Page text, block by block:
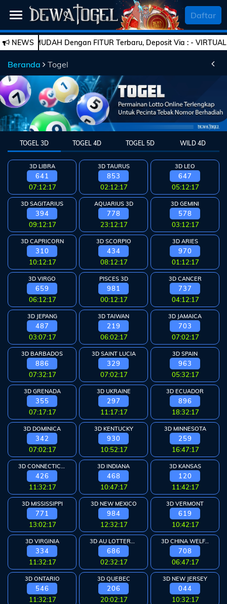
SELAMAT DATANG
Beranda
Daftar
Togel
Live
Casino
Slot
Games
Esports PROMO
Bola
Arcade
Deposit
History
Referral
Promosi
Hubungi
Kami
Download
©
Daftar
NEWSMUDAH Dengan FITUR Terbaru, Deposit Via : -
Beranda Togel
TOGEL 3D TOGEL 4D TOGEL 5D WILD 4D
3D LIBRA
641
07:12:17
3D TAURUS
853
02:12:17
3D LEO
647
05:12:17
3D SAGITARIUS
394
09:12:17
AQUARIUS 3D
778
23:12:17
3D GEMINI
578
03:12:17
3D CAPRICORN
310
10:12:17
3D SCORPIO
434
08:12:17
3D ARIES
970
01:12:17
3D VIRGO
659
06:12:17
PISCES 3D
981
00:12:17
3D CANCER
737
04:12:17
3D JEPANG
487
03:07:17
3D TAIWAN
219
06:02:17
3D JAMAICA
703
07:02:17
3D BARBADOS
886
07:32:17
3D SAINT LUCIA
329
07:02:17
3D SPAIN
963
05:32:17
3D GRENADA
355
07:17:17
3D UKRAINE
297
11:17:17
3D ECUADOR
896
18:32:17
3D DOMINICA
342
07:02:17
3D KENTUCKY
930
10:52:17
3D MINNESOTA
259
16:47:17
426
11:32:17
3D INDIANA
468
10:47:17
3D KANSAS
120
11:42:17
3D MISSISSIPPI
771
13:02:17
3D NEW MEXICO
984
12:32:17
3D VERMONT
619
10:42:17
3D VIRGINIA
334
11:32:17
686
02:32:17
3D CHINA WELFARE
708
06:47:17
3D ONTARIO
546
11:32:17
3D QUEBEC
206
20:02:17
3D NEW JERSEY
044
10:32:17